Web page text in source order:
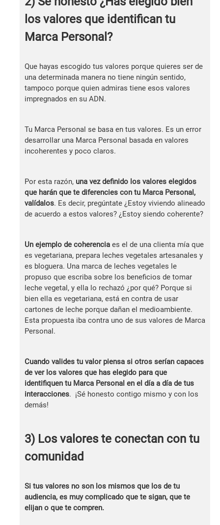
los valores que identifican tu
Marca Personal?
Que hayas escogido tus valores porque quieres ser de
una determinada manera no tiene ningún sentido,
tampoco porque quien admiras tiene esos valores
impregnados en su ADN.
Tu Marca Personal se basa en tus valores. Es un error
desarrollar una Marca Personal basada en valores
incoherentes y poco claros.
Por esta razón, una vez definido los valores elegidos
que harán que te diferencies con tu Marca Personal,
valídalos. Es decir, pregúntate ¿Estoy viviendo alineado
de acuerdo a estos valores? ¿Estoy siendo coherente?
Un ejemplo de coherencia es el de una clienta mía que
es vegetariana, prepara leches vegetales artesanales y
es bloguera. Una marca de leches vegetales le
propuso que escriba sobre los beneficios de tomar
leche vegetal, y ella lo rechazó ¿por qué? Porque si
bien ella es vegetariana, está en contra de usar
cartones de leche porque dañan el medioambiente.
Esta propuesta iba contra uno de sus valores de Marca
Personal.
Cuando valides tu valor piensa si otros serían capaces
de ver los valores que has elegido para que
identifiquen tu Marca Personal en el día a día de tus
interacciones. ¡Sé honesto contigo mismo y con los
demás!
3) Los valores te conectan con tu
comunidad
Si tus valores no son los mismos que los de tu
audiencia, es muy complicado que te sigan, que te
elijan o que te compren.